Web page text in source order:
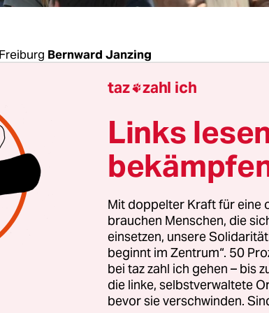
Bernward Janzing
wird weniger Kohle verstromt: Von
Nettostromerzeugung aus Braunkohle
die Steinkohle blieb 22 Prozent
das Fraunhofer-Institut für
(ISE).
als auch die
so wenig Strom wie nie zuvor in einem
Jahrzehnt. So wurde zeitweise
erzeugt als aus fossilen Quellen.
taz zahl ich
Links
Mit doppelter Kraft für eine
brauchen Menschen, die
einsetzen, unsere
beginnt im Zentrum“. 50
bei taz zahl ich gehen – bis
die linke, selbstverwaltete
bevor sie verschwinden.